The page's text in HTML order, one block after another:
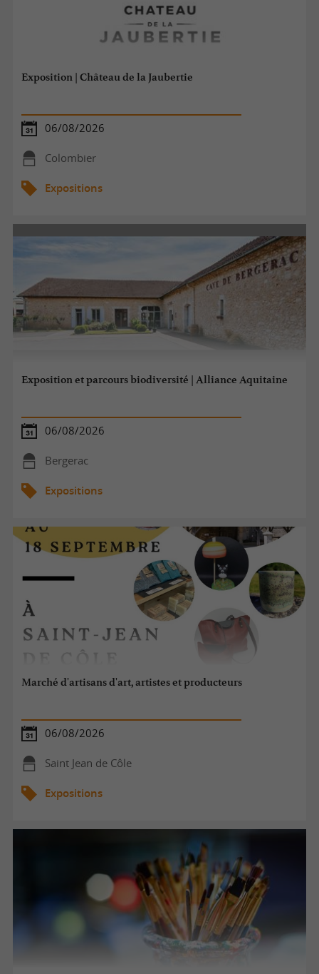
Exposition | Château de la Jaubertie
06/08/2026
Colombier
Expositions
Exposition et parcours biodiversité | Alliance Aquitaine
06/08/2026
Bergerac
Expositions
Marché d'artisans d'art, artistes et producteurs
06/08/2026
Saint Jean de Côle
Expositions